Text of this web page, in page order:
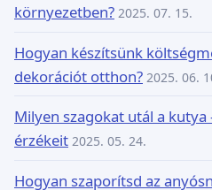
környezetben? 2025. 07. 15.
Hogyan készítsünk
dekorációt otthon? 2025. 06.
Milyen szagokat utál a kutya
érzékeit 2025. 05. 24.
Hogyan szaporítsd az